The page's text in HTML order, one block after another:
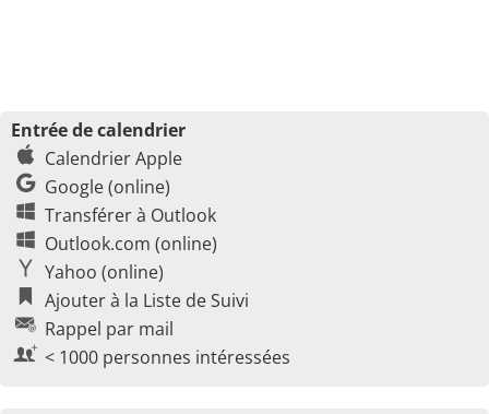
Entrée de calendrier
Calendrier Apple
Google (online)
Transférer à Outlook
Outlook.com (online)
Yahoo (online)
Ajouter à la Liste de Suivi
Rappel par mail
< 1000 personnes intéressées